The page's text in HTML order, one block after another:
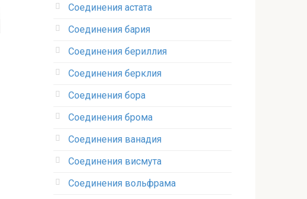
Соединения астата‎
Соединения бария
Соединения бериллия‎
Соединения берклия
Соединения бора‎
Соединения брома‎
Соединения ванадия‎
Соединения висмута
Соединения вольфрама‎